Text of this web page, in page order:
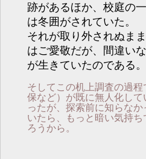
跡があるほか、校庭の
は冬囲がされていた。
それが取り外されぬま
はご愛敬だが、間違い
が生きていたのである。
そしてこの机上調査の過
保など）が既に無人化し
ったが、探索前に知らな
いたら、もっと暗い気持
ろうから。